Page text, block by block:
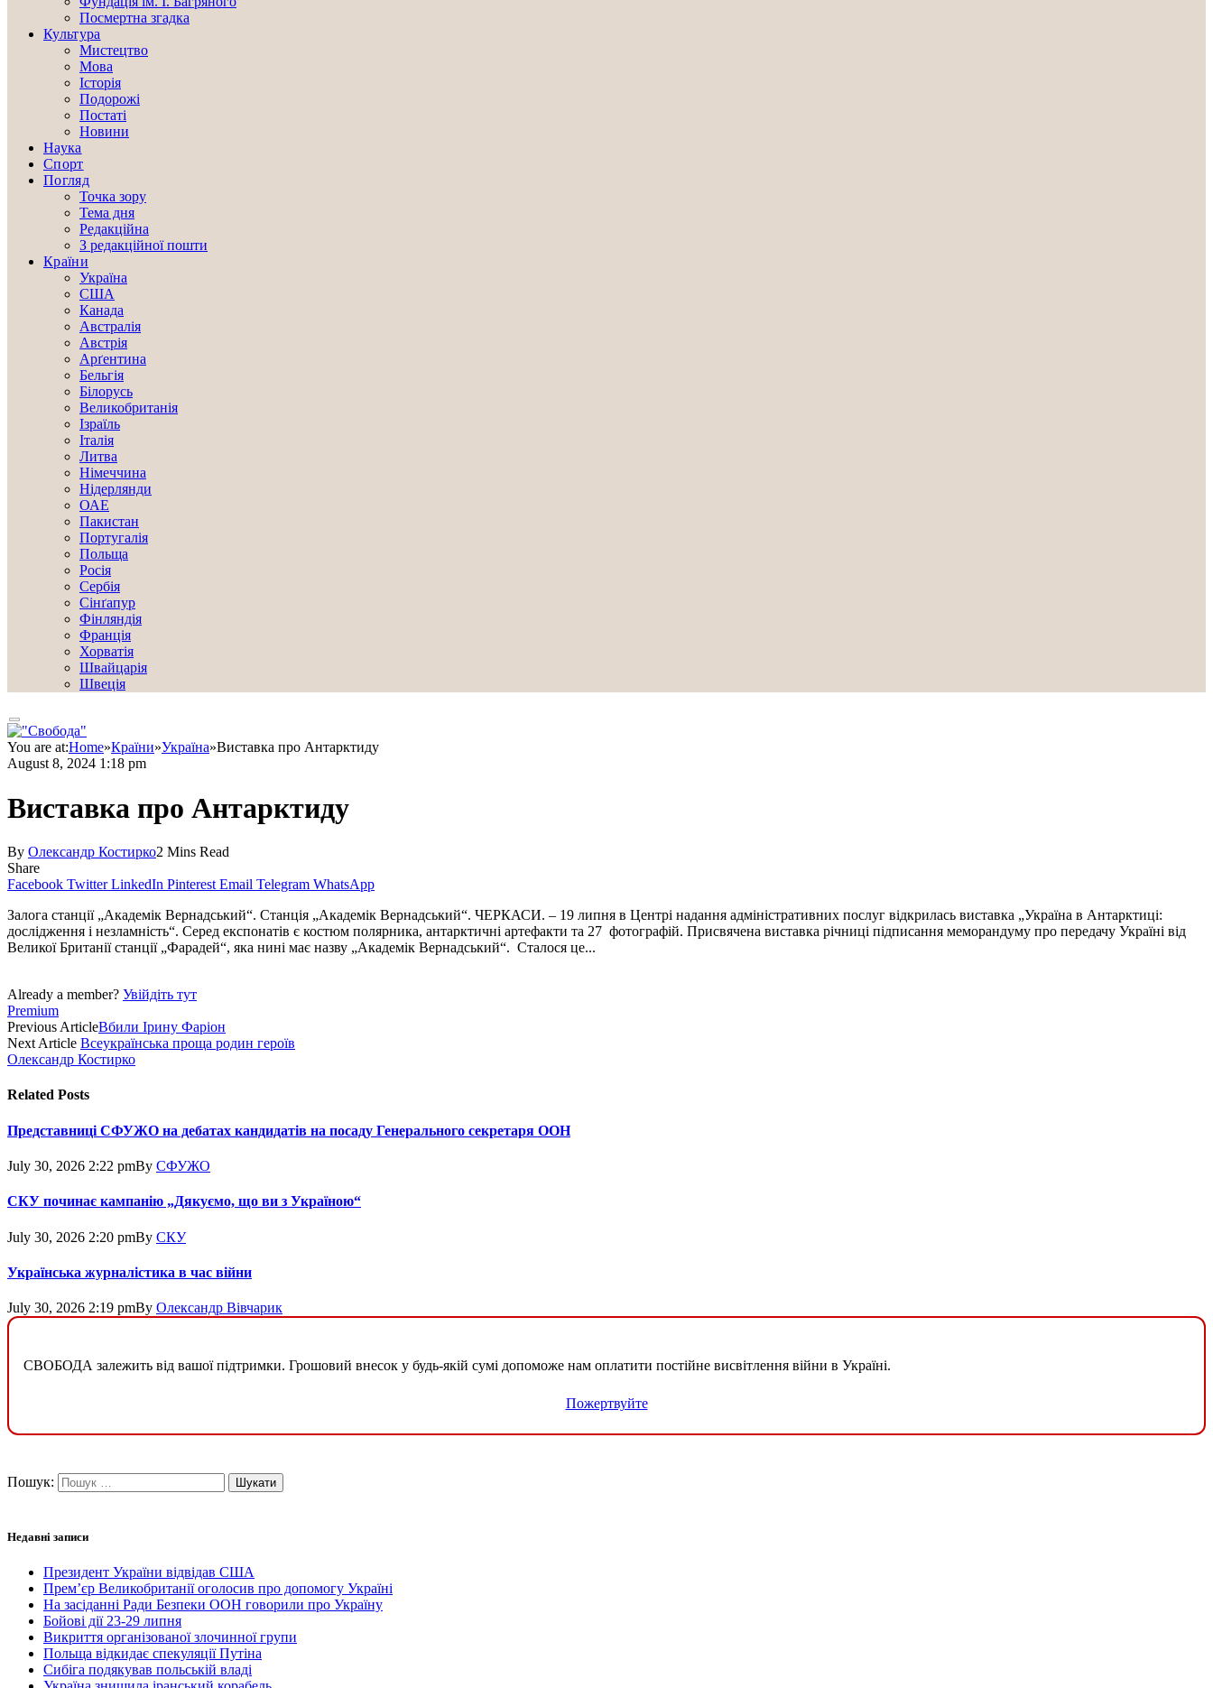
Посмертна згадка
Культура
Мистецтво
Мова
Історія
Подорожі
Постаті
Новини
Наука
Спорт
Погляд
Точка зору
Тема дня
Редакційна
З редакційної пошти
Країни
Україна
США
Канада
Австралія
Австрія
Арґентина
Бельгія
Білорусь
Великобританія
Ізраїль
Італія
Литва
Німеччина
Нідерлянди
ОАЕ
Пакистан
Португалія
Польща
Росія
Сербія
Сінґапур
Фінляндія
Франція
Хорватія
Швайцарія
Швеція
You are at:Home»Країни»Україна»Виставка про Антарктиду
August 8, 2024 1:18 pm
Виставка про Антарктиду
By Олександр Костирко2 Mins Read
Share
Facebook Twitter LinkedIn Pinterest Email Telegram WhatsApp
Залога станції „Академік Вернадський“. Станція „Академік Вернадський“. ЧЕРКАСИ. – 19 липня в Центрі надання адміністративних послуг відкрилась виставка „Україна в Антар­ктиці:
дослідження і незламність“. Серед експонатів є костюм полярника, антарктичні артефакти та 27 фотографій. Присвячена виставка річниці підписання меморандуму про передачу Україні від
Великої Британії станції „Фарадей“, яка нині має назву „Академік Вернадський“. Сталося це...
Already a member? Увійдіть тут
Premium
Previous ArticleВбили Ірину Фаріон
Next Article Всеукраїнська проща родин героїв
Олександр Костирко
Related Posts
Представниці СФУЖО на дебатах кандидатів на посаду Генерального секретаря ООН
July 30, 2026 2:22 pmBy СФУЖО
СКУ починає кампанію „Дякуємо, що ви з Україною“
July 30, 2026 2:20 pmBy СКУ
Українська журналістика в час війни
July 30, 2026 2:19 pmBy Олександр Вівчарик
СВОБОДА залежить від вашої підтримки. Грошовий внесок у будь-якій сумі допоможе нам оплатити постійне висвітлення війни в Україні.
Пожертвуйте
Пошук:
Недавні записи
Президент України відвідав США
Прем’єр Великобританії оголосив про допомогу Україні
На засіданні Ради Безпеки ООН говорили про Україну
Бойові дії 23-29 липня
Викриття організованої злочинної групи
Польща відкидає спекуляції Путіна
Сибіга подякував польській владі